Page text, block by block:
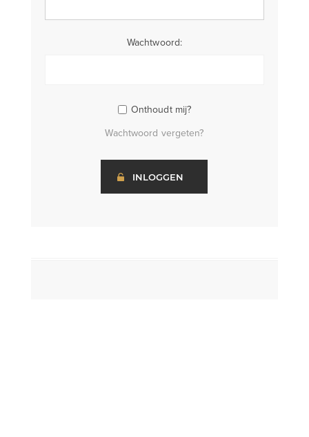
Wachtwoord:
Onthoudt mij?
Wachtwoord vergeten?
INLOGGEN